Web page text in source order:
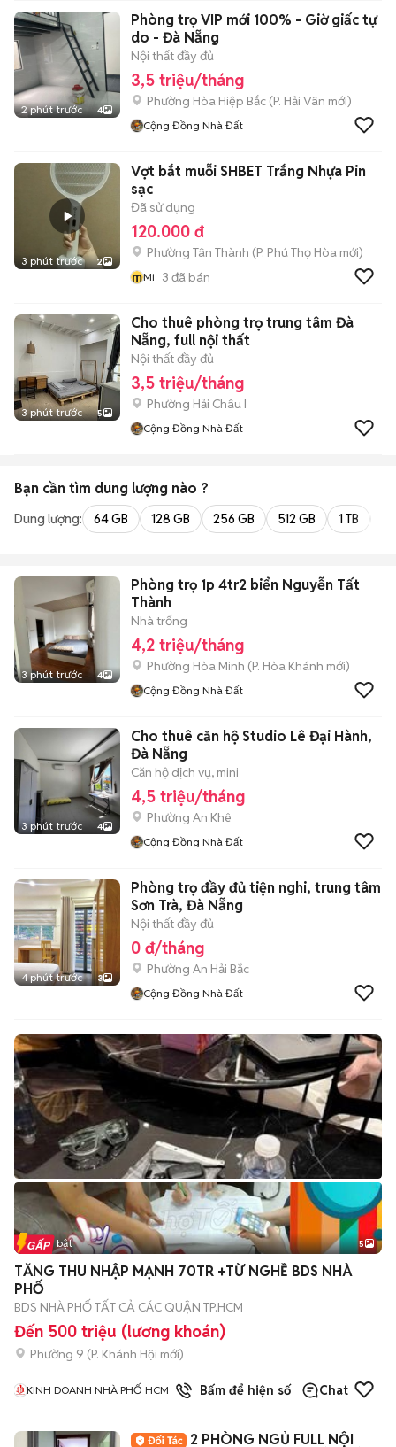
2 phút trước 4
Phòng trọ VIP mới 100% - Giờ giấc tự
do - Đà Nẵng
Nội thất đầy đủ
3,5 triệu/tháng
Phường Hòa Hiệp Bắc (P. Hải Vân mới)
Cộng Đồng Nhà Đất
3 phút trước 2
Vợt bắt muỗi SHBET Trắng Nhựa Pin
sạc
Đã sử dụng
120.000 đ
Phường Tân Thành (P. Phú Thọ Hòa mới)
mMi 3 đã bán
3 phút trước 5
Cho thuê phòng trọ trung tâm Đà
Nẵng, full nội thất
Nội thất đầy đủ
3,5 triệu/tháng
Phường Hải Châu I
Cộng Đồng Nhà Đất
Bạn cần tìm dung lượng nào ?
Dung lượng: 64 GB 128 GB 256 GB 512 GB 1 TB
3 phút trước 4
Phòng trọ 1p 4tr2 biển Nguyễn Tất
Thành
Nhà trống
4,2 triệu/tháng
Phường Hòa Minh (P. Hòa Khánh mới)
Cộng Đồng Nhà Đất
3 phút trước 4
Cho thuê căn hộ Studio Lê Đại Hành,
Đà Nẵng
Căn hộ dịch vụ, mini
4,5 triệu/tháng
Phường An Khê
Cộng Đồng Nhà Đất
4 phút trước 3
Phòng trọ đầy đủ tiện nghi, trung tâm
Sơn Trà, Đà Nẵng
Nội thất đầy đủ
0 đ/tháng
Phường An Hải Bắc
Cộng Đồng Nhà Đất
Tin nổi bật 5
TĂNG THU NHẬP MẠNH 70TR +TỪ NGHỀ BDS NHÀ
PHỐ
BDS NHÀ PHỐ TẤT CẢ CÁC QUẬN TP.HCM
Đến 500 triệu (lương khoán)
Phường 9 (P. Khánh Hội mới)
KINH DOANH NHÀ PHỐ HCM 1đã bánBấm để hiện số Chat
2 PHÒNG NGỦ FULL NỘI